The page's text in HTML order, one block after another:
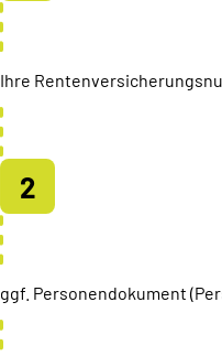
Ihre
ggf. Personendokument